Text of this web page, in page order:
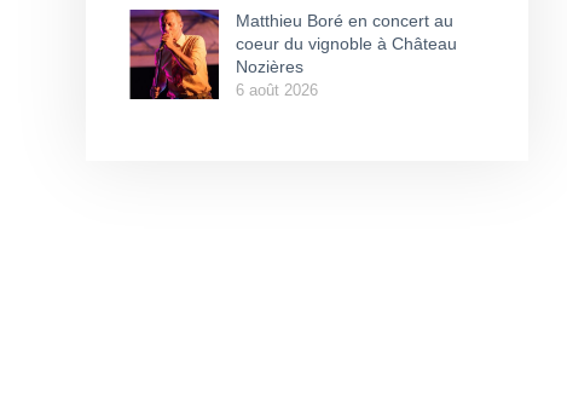
Matthieu Boré en concert au
coeur du vignoble à Château
Nozières
6 août 2026